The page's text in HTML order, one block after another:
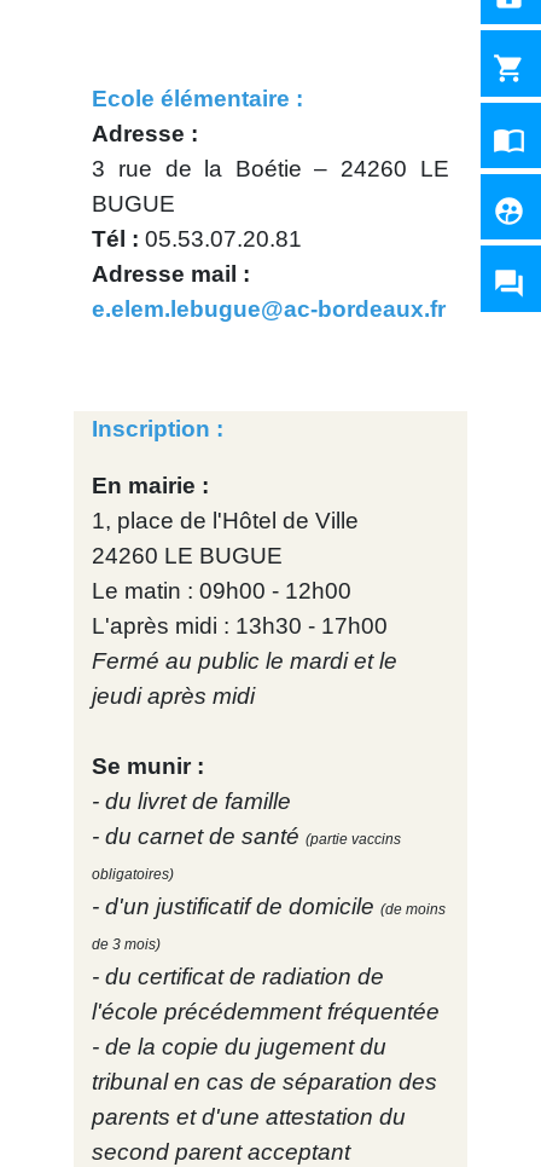
Ecole élémentaire :
Adresse :
3 rue de la Boétie – 24260 LE
BUGUE
Tél :05.53.07.20.81
Adresse mail :
e.elem.lebugue@ac-bordeaux.fr
Inscription :
En mairie :
1, place de l'Hôtel de Ville
24260 LE BUGUE
Le matin : 09h00 - 12h00
L'après midi : 13h30 - 17h00
Fermé au public le mardi et le
jeudi après midi
Se munir :
- du livret de famille
- du carnet de santé(partie vaccins
obligatoires)
- d'un justificatif de domicile(de moins
de 3 mois)
- du certificat de radiation de
l'école précédemment fréquentée
- de la copie du jugement du
tribunal en cas de séparation des
parents et d'une attestation du
second parent acceptant
shopping_cart
import_contacts
supervised_user_circle
question_answer